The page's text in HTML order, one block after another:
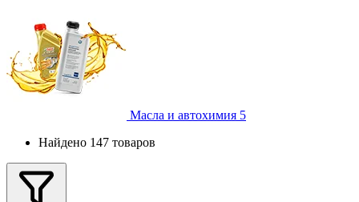
Масла и автохимия 5
Найдено 147 товаров